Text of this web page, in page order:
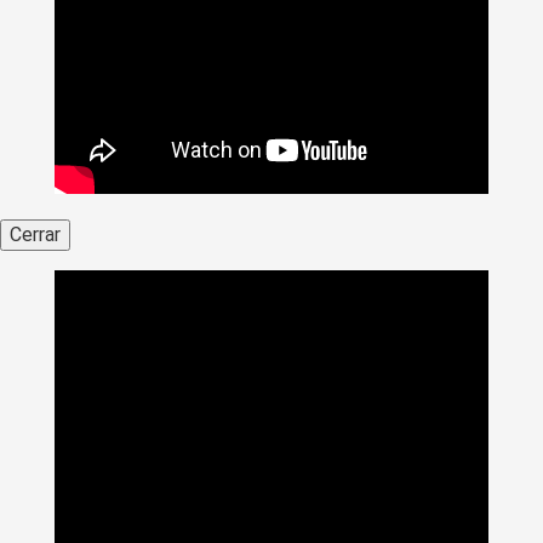
Cerrar